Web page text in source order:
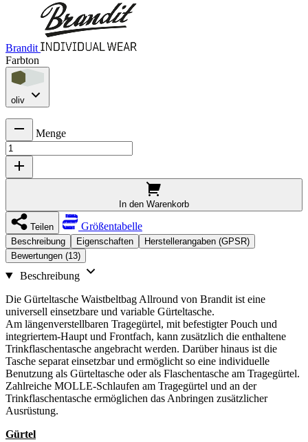
Brandit
Farbton
oliv
Menge
In den Warenkorb
Teilen Größentabelle
Beschreibung Eigenschaften
Herstellerangaben (GPSR)
Bewertungen (13)
Beschreibung
Die Gürteltasche Waistbeltbag Allround von Brandit ist eine
universell einsetzbare und variable Gürteltasche.
Am längenverstellbaren Tragegürtel, mit befestigter Pouch und
integriertem-Haupt und Frontfach, kann zusätzlich die enthaltene
Trinkflaschentasche angebracht werden. Darüber hinaus ist die
Tasche separat einsetzbar und ermöglicht so eine individuelle
Benutzung als Gürteltasche oder als Flaschentasche am Tragegürtel.
Zahlreiche MOLLE-Schlaufen am Tragegürtel und an der
Trinkflaschentasche ermöglichen das Anbringen zusätzlicher
Ausrüstung.
Gürtel